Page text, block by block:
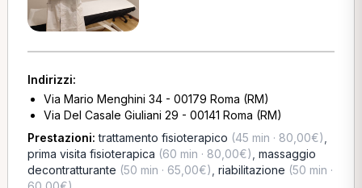
Indirizzi:
Via Mario Menghini 34 - 00179 Roma (RM)
Via Del Casale Giuliani 29 - 00141 Roma (RM)
Prestazioni:trattamento fisioterapico (45 min · 80,00€)
prima visita fisioterapica (60 min · 80,00€) massaggio
decontratturante (50 min · 65,00€) riabilitazione (50 min ·